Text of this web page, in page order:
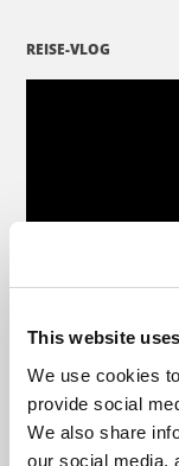
This website
We use cookies
provide social
We also share
our social media,
REISE-VLOG